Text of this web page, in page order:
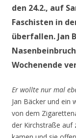
den 24.2., auf
Faschisten in
überfallen. Jan
Wochenende
Er wollte nur mal
Jan Bäcker und ein
von dem
der Kirchstraße auf